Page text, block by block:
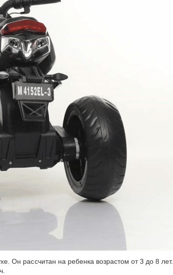
Он рассчитан на ребенка возрастом от 3 до 8 лет.